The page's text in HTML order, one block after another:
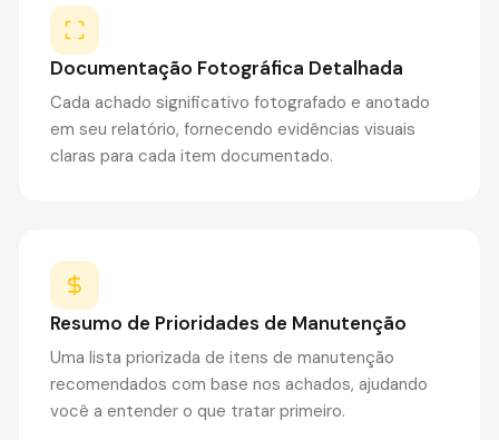
Documentação Fotográfica Detalhada
Cada achado significativo fotografado e anotado
em seu relatório, fornecendo evidências visuais
claras para cada item documentado.
Resumo de Prioridades de Manutenção
Uma lista priorizada de itens de manutenção
recomendados com base nos achados, ajudando
você a entender o que tratar primeiro.